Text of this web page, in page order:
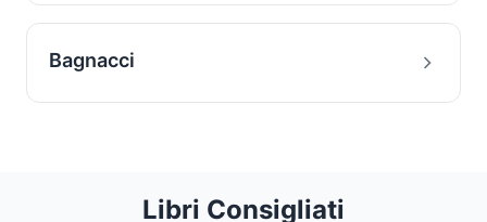
Bagnacci
Libri Consigliati